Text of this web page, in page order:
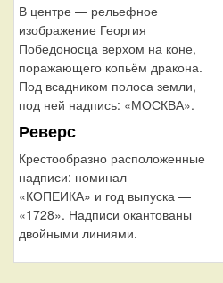
В центре — рельефное
изображение Георгия
Победоносца верхом на коне,
поражающего копьём дракона.
Под всадником полоса земли,
под ней надпись: «МОСКВА».
Реверс
Крестообразно расположенные
надписи: номинал —
«КОПЕИКА» и год выпуска —
«1728». Надписи окантованы
двойными линиями.